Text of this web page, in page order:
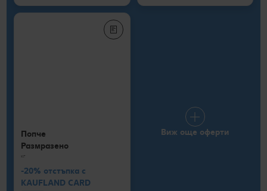
Попче
Размразено
кг
-20% отстъпка с
KAUFLAND CARD
Виж още оферти